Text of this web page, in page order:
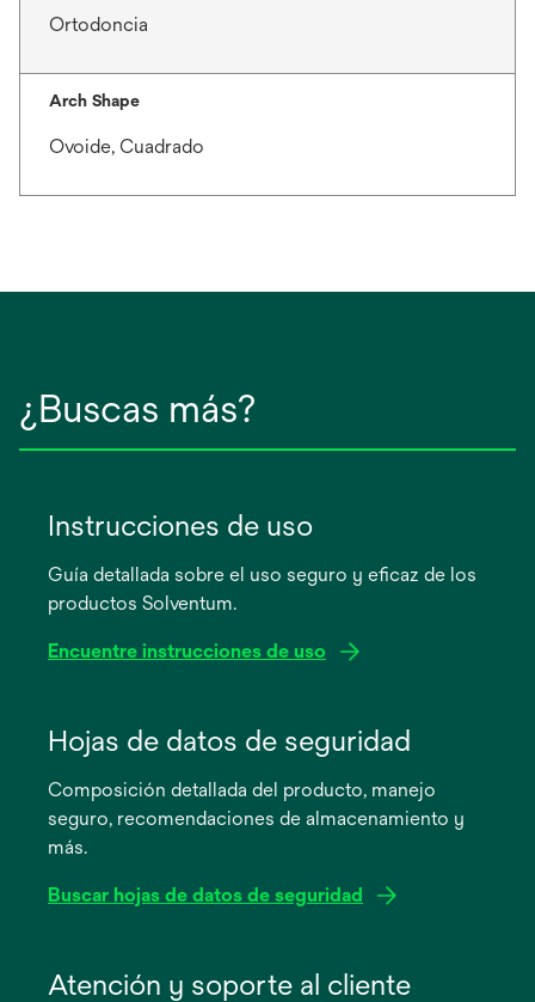
Ortodoncia
Arch Shape
Ovoide, Cuadrado
¿Buscas más?
Instrucciones de uso
Guía detallada sobre el uso seguro y eficaz de los
productos Solventum.
Encuentre instrucciones de uso
abre
pestaña
nueva
Hojas de datos de seguridad
Composición detallada del producto, manejo
seguro, recomendaciones de almacenamiento y
más.
Buscar hojas de datos de seguridad
abreAtención y soporte al cliente